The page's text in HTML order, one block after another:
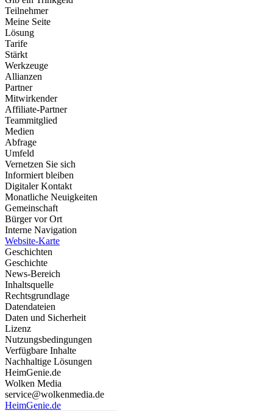
Teilnehmer
Meine Seite
Lösung
Tarife
Stärkt
Werkzeuge
Allianzen
Partner
Mitwirkender
Affiliate-Partner
Teammitglied
Medien
Abfrage
Umfeld
Vernetzen Sie sich
Informiert bleiben
Digitaler Kontakt
Monatliche Neuigkeiten
Gemeinschaft
Bürger vor Ort
Interne Navigation
Website-Karte
Geschichten
Geschichte
News-Bereich
Inhaltsquelle
Rechtsgrundlage
Datendateien
Daten und Sicherheit
Lizenz
Nutzungsbedingungen
Verfügbare Inhalte
Nachhaltige Lösungen
HeimGenie.de
Wolken Media
service@wolkenmedia.de
HeimGenie.de